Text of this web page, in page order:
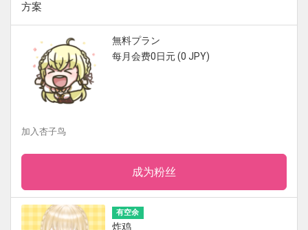
方案
無料プラン
每月会费0日元 (0 JPY)
加入杏子鸟
成为粉丝
有空余
炸鸡